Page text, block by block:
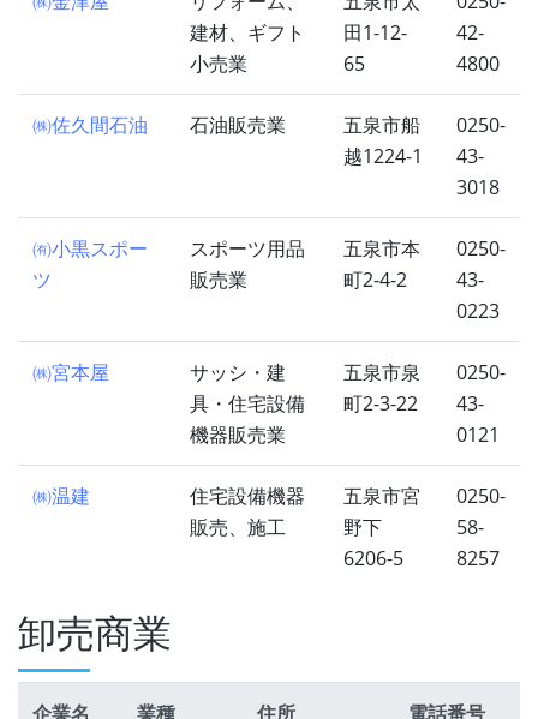
建材、ギフト
小売業
田1-12-
65
42-
4800
㈱佐久間石油 石油販売業
五泉市船
越1224-1
0250-
43-
3018
㈲小黒スポー
ツ
スポーツ用品
販売業
五泉市本
町2-4-2
0250-
43-
0223
㈱宮本屋
サッシ・建
具・住宅設備
機器販売業
五泉市泉
町2-3-22
0250-
43-
0121
㈱温建
住宅設備機器
販売、施工
五泉市宮
野下
6206-5
0250-
58-
8257
卸売商業
企業名 業種 住所 電話番号